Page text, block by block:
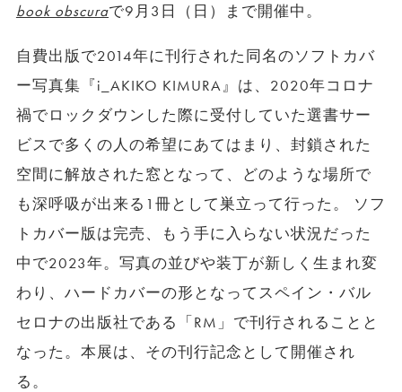
book obscuraで9月3日（日）まで開催中。
自費出版で2014年に刊行された同名のソフトカバ
ー写真集『i_AKIKO KIMURA』は、2020年コロナ
禍でロックダウンした際に受付していた選書サー
ビスで多くの人の希望にあてはまり、封鎖された
空間に解放された窓となって、どのような場所で
も深呼吸が出来る1冊として巣立って行った。 ソフ
トカバー版は完売、もう手に入らない状況だった
中で2023年。写真の並びや装丁が新しく生まれ変
わり、ハードカバーの形となってスペイン・バル
セロナの出版社である「RM」で刊行されることと
なった。本展は、その刊行記念として開催され
る。